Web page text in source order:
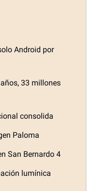
Android por
33 millones
consolida
Paloma
San Bernardo 4
lumínica